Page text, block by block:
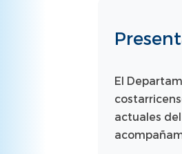
El
actuales